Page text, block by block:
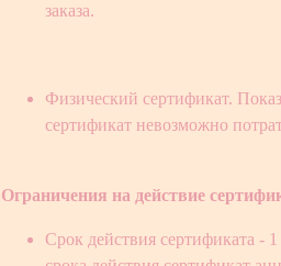
заказа.
Физический сертификат.
сертификат невозможно
Ограничения на действие
Срок действия сертификата -